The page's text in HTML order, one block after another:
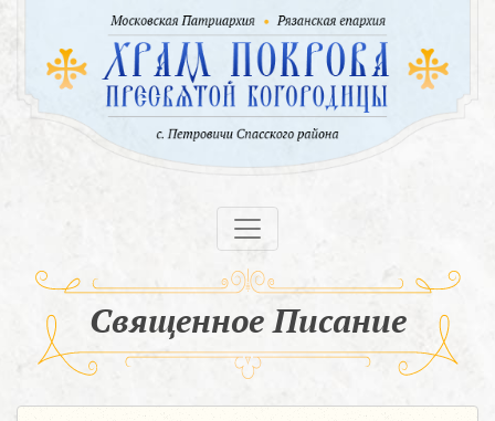
Священное Писание